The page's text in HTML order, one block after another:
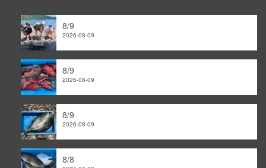
8/9
2026-08-09
8/9
2026-08-09
8/9
2026-08-09
8/8